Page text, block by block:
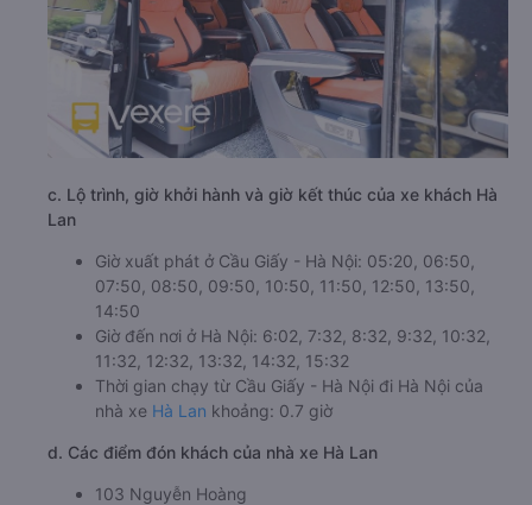
c. Lộ trình, giờ khởi hành và giờ kết thúc của xe khách Hà
Lan
Giờ xuất phát ở Cầu Giấy - Hà Nội: 05:20, 06:50,
07:50, 08:50, 09:50, 10:50, 11:50, 12:50, 13:50,
14:50
Giờ đến nơi ở Hà Nội: 6:02, 7:32, 8:32, 9:32, 10:32,
11:32, 12:32, 13:32, 14:32, 15:32
Thời gian chạy từ Cầu Giấy - Hà Nội đi Hà Nội của
nhà xe Hà Lan khoảng: 0.7 giờ
d. Các điểm đón khách của nhà xe Hà Lan
103 Nguyễn Hoàng